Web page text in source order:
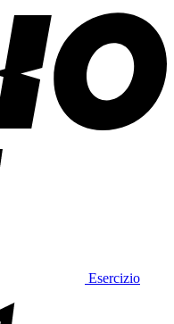
Esercizio